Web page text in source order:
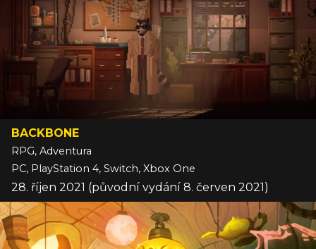
BACKBONE
RPG, Adventura
PC, PlayStation 4, Switch, Xbox One
28. říjen 2021 (původní vydání 8. červen 2021)